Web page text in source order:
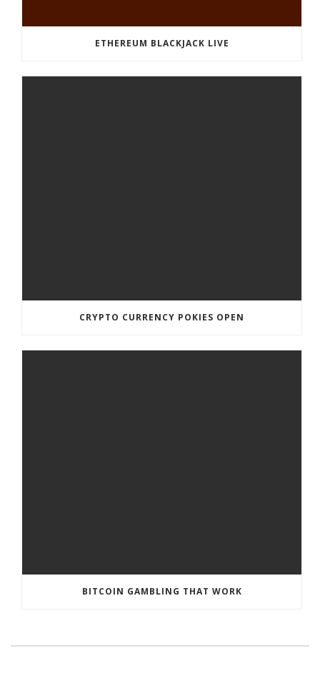
ETHEREUM BLACKJACK LIVE
CRYPTO CURRENCY POKIES OPEN
BITCOIN GAMBLING THAT WORK